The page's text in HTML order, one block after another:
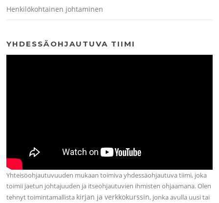
Henkilökohtainen johtaminen
YHDESSÄOHJAUTUVA TIIMI
Yhteisöohjautuvuuden mukaan toimiva yhdessäohjautuva tiimi, joka
toimii jaetun johtajuuden ja itseohjautuvien ihmisten ohjaamana. Olen
tehnyt toimintamallista kirjan ja verkkokurssin, jonka avulla uusi tai